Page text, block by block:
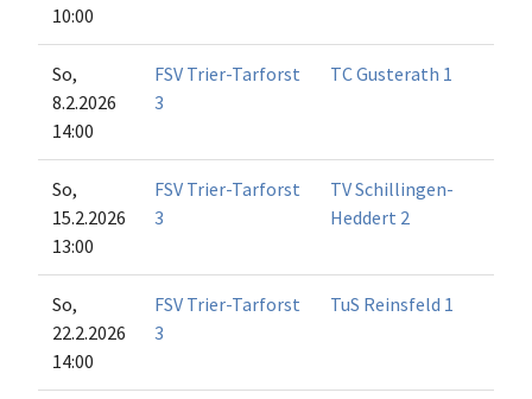
10:00
So,
8.2.2026
14:00
FSV Trier-Tarforst
3
TC Gusterath 1
So,
15.2.2026
13:00
FSV Trier-Tarforst
3
TV Schillingen-
Heddert 2
So,
22.2.2026
14:00
FSV Trier-Tarforst
3
TuS Reinsfeld 1